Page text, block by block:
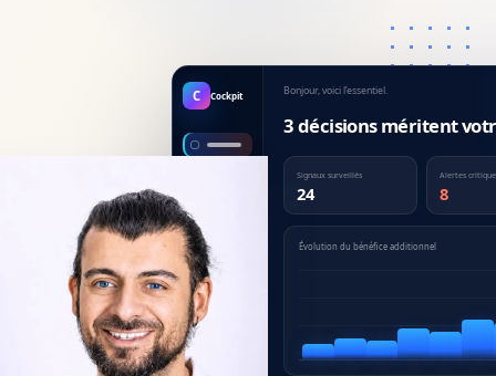
C Cockpit Bonjour, voici l’essentiel.
3 décisions méritent
Signaux surveillés
24
Alertes
8
Évolution du bénéfice additionnel